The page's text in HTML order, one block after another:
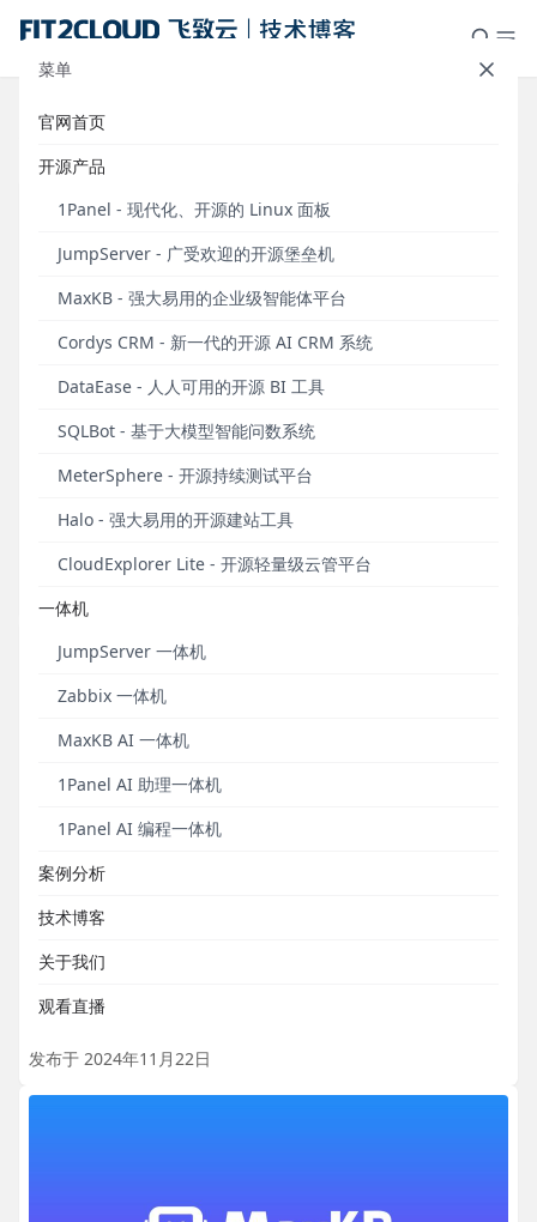
菜单
官网首页
开源产品
1Panel - 现代化、开源的 Linux 面板
JumpServer - 广受欢迎的开源堡垒机
MaxKB - 强大易用的企业级智能体平台
Cordys CRM - 新一代的开源 AI CRM 系统
DataEase - 人人可用的开源 BI 工具
SQLBot - 基于大模型智能问数系统
MeterSphere - 开源持续测试平台
Halo - 强大易用的开源建站工具
CloudExplorer Lite - 开源轻量级云管平台
一体机
JumpServer 一体机
Zabbix 一体机
MaxKB AI 一体机
1Panel AI 助理一体机
1Panel AI 编程一体机
案例分析
技术博客
关于我们
观看直播
标签：数据库
JumpServer开源堡垒机与腾讯云TDSQL数据库完
成兼容性认证
学习笔记｜MaxKB对接本地大模型时，选择Ollma
还是vLLM？
等维度对比Ollma和vLLM。
发布于 2024年11月22日